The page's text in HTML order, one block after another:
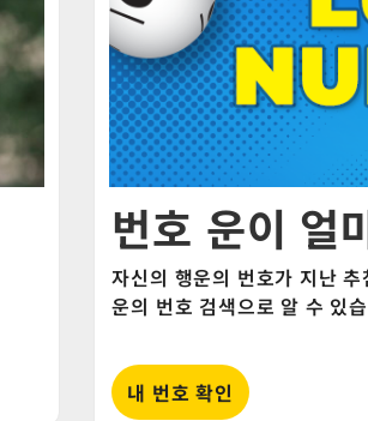
번호 운이 얼
자신의 행운의 번호가 지난
운의 번호 검색으로 알 수 있
내 번호 확인